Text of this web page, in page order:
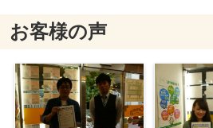
お客様の声